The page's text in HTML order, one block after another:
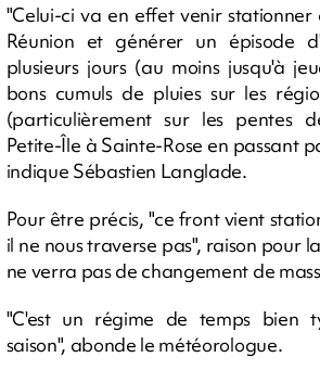
"Celui-ci va en effet venir
Réunion et générer un épisode
plusieurs jours (au moins jusqu'à
bons cumuls de pluies sur les
(particulièrement sur les pentes
Petite-Île à Sainte-Rose en passant
indique Sébastien Langlade.
Pour être précis, "ce front vient
il ne nous traverse pas", raison pour
ne verra pas de changement de
"C'est un régime de temps bien
saison", abonde le météorologue.